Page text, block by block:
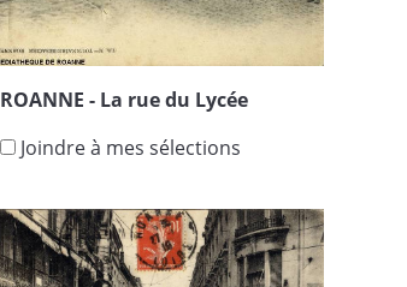
ROANNE - La rue du Lycée
Joindre à mes sélections